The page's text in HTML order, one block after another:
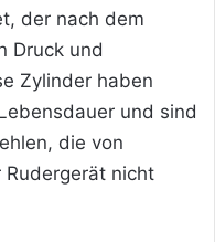
der nach dem
Druck und
Zylinder haben
und sind
die von
nicht